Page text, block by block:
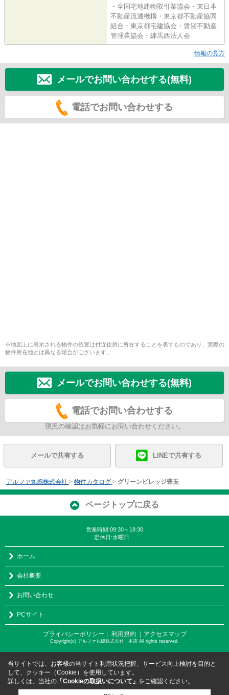
・全国宅地建物取引業協会・東日本
不動産流通機構・東京都不動産協同
組合・東京都宅建協会・賃貸不動産
管理業協会・練馬西法人会
情報の見方
メールでお問い合わせする(無料)
電話でお問い合わせする
※地図上に表示される物件の位置は付近住所に所在することを表すものであり、実際の
物件所在地とは異なる場合がございます。
メールでお問い合わせする(無料)
電話でお問い合わせする
現況の確認はお気軽にお問い合わせください。
メールで共有する LINEで共有する
アルファ丸嶋株式会社 > 物件カタログ > グリーンビレッジ豊玉
ページトップに戻る
営業時間:09:30～18:30
定休日:水曜日
ホーム
会社概要
お問い合わせ
PCサイト
プライバシーポリシー ｜ 利用規約 ｜アクセスマップ
Copyright(c) アルファ丸嶋株式会社 本店 All rights reserved.
当サイトでは、お客様の当サイト利用状況把握、サービス向上検討を目的と
して、クッキー（Cookie）を使用しています。
詳しくは、当社の 「Cookieの取扱いについて」 をご確認ください。